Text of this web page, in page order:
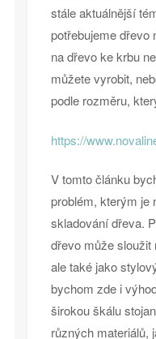
stále aktuálnější
potřebujeme dřevo
na dřevo ke krbu
můžete vyrobit,
podle rozměru,
https://
V tomto článku
problém, kterým je
skladování dřeva.
dřevo může sloužit
ale také jako
bychom zde i
širokou škálu
různých materiálů,